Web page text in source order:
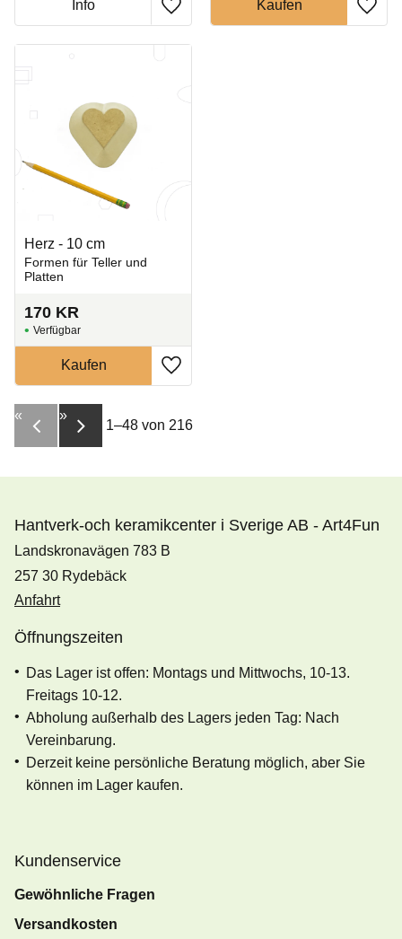
Zu Favoriten hinzufügen Zu
Herz - 10 cm
Formen für Teller und
Platten
170 KR
Zu Favoriten hinzufügen
1–48 von 216
« »
Hantverk-och keramikcenter i Sverige AB - Art4Fun
Landskronavägen 783 B
257 30 Rydebäck
Anfahrt
Öffnungszeiten
Das Lager ist offen: Montags und Mittwochs, 10-13.
Freitags 10-12.
Abholung außerhalb des Lagers jeden Tag: Nach
Vereinbarung.
Derzeit keine persönliche Beratung möglich, aber Sie
können im Lager kaufen.
Kundenservice
Gewöhnliche Fragen
Versandkosten